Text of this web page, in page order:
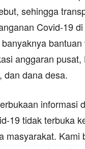
sehingga
Covid-19
anggaran pusat,
dan dana desa.
informasi
19 tidak terbuka
masyarakat. Kami